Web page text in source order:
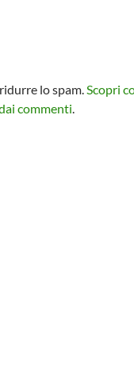
lo spam.Scopri
commenti.